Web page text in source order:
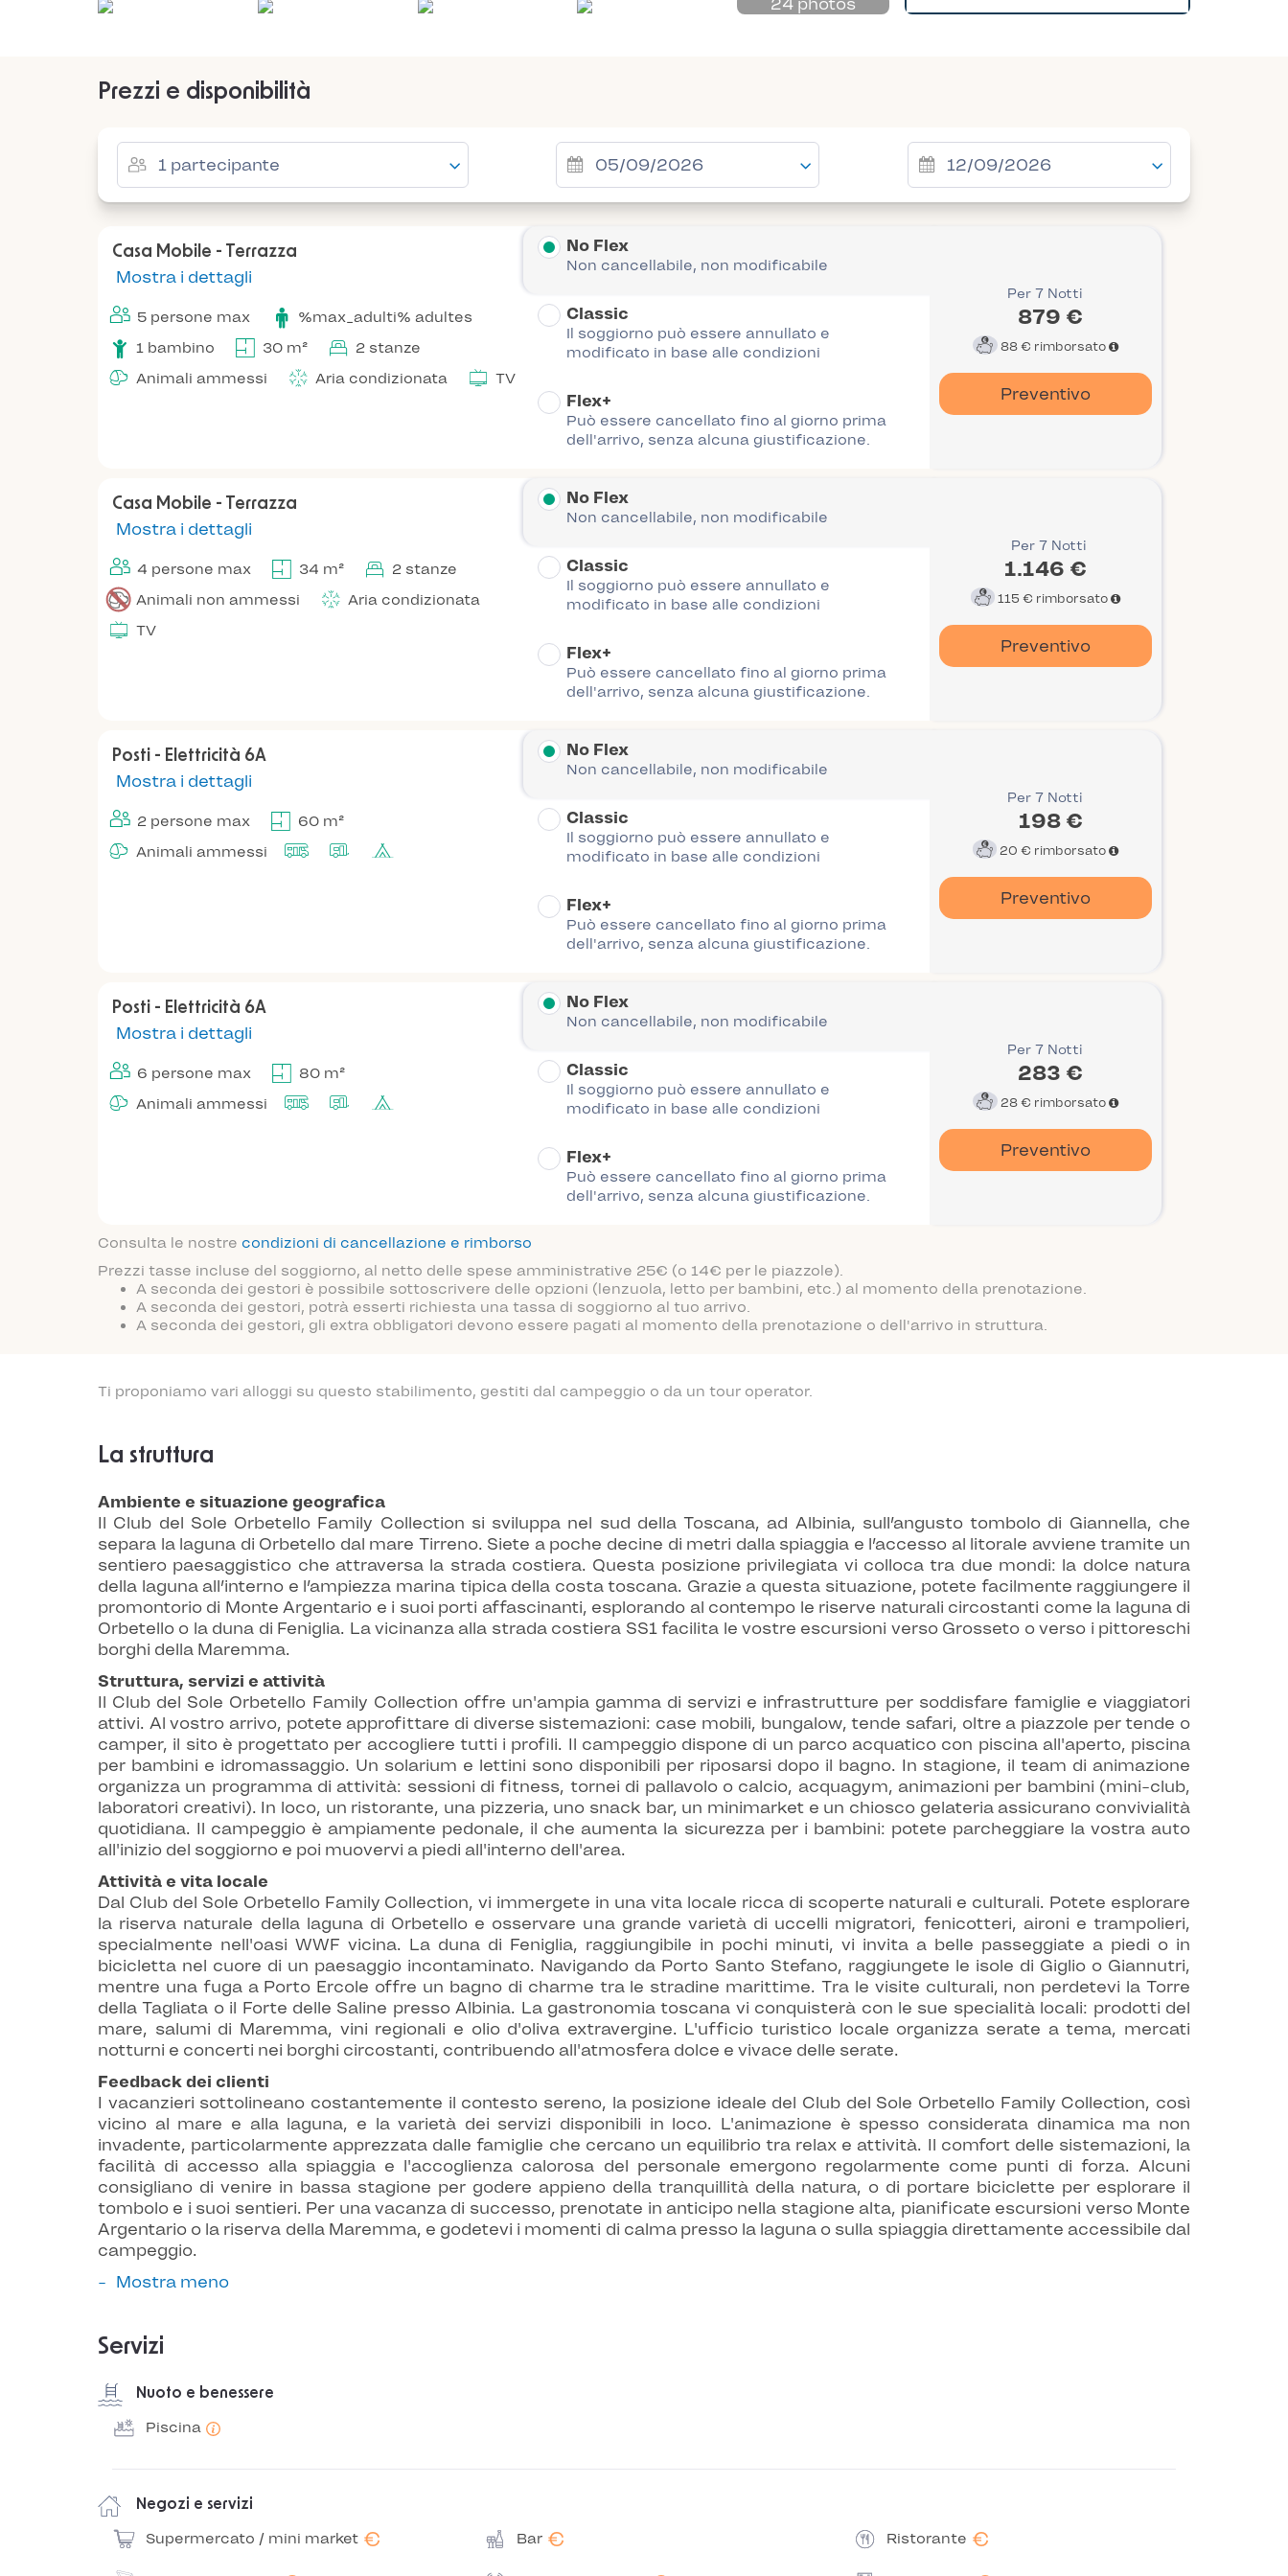
24 photos
Prezzi e disponibilità
Casa Mobile - Terrazza
Mostra i dettagli
5 persone max
%max_adulti% adultes
1 bambino
30 m²
2 stanze
Animali ammessi
Aria condizionata TV
No Flex
Non cancellabile, non modificabile
Classic
Il soggiorno può essere annullato e
modificato in base alle condizioni
Flex+
Può essere cancellato fino al giorno prima
dell'arrivo, senza alcuna giustificazione.
Per 7 Notti
879 €
88 € rimborsato
Preventivo
Casa Mobile - Terrazza
Mostra i dettagli
4 persone max 34 m²
2 stanze
Animali non ammessi
Aria condizionata
TV
No Flex
Non cancellabile, non modificabile
Classic
Il soggiorno può essere annullato e
modificato in base alle condizioni
Flex+
Può essere cancellato fino al giorno prima
dell'arrivo, senza alcuna giustificazione.
Per 7 Notti
1.146 €
115 € rimborsato
Preventivo
Posti - Elettricità 6A
Mostra i dettagli
2 persone max
60 m²
Animali ammessi
No Flex
Non cancellabile, non modificabile
Classic
Il soggiorno può essere annullato e
modificato in base alle condizioni
Flex+
Può essere cancellato fino al giorno prima
dell'arrivo, senza alcuna giustificazione.
Per 7 Notti
198 €
20 € rimborsato
Preventivo
Posti - Elettricità 6A
Mostra i dettagli
6 persone max
80 m²
Animali ammessi
No Flex
Non cancellabile, non modificabile
Classic
Il soggiorno può essere annullato e
modificato in base alle condizioni
Flex+
Può essere cancellato fino al giorno prima
dell'arrivo, senza alcuna giustificazione.
Per 7 Notti
283 €
28 € rimborsato
Preventivo
Consulta le nostre condizioni di cancellazione e rimborso
Prezzi tasse incluse del soggiorno, al netto delle spese amministrative 25€ (o 14€ per le piazzole).
A seconda dei gestori è possibile sottoscrivere delle opzioni (lenzuola, letto per bambini, etc.) al momento della prenotazione.
A seconda dei gestori, potrà esserti richiesta una tassa di soggiorno al tuo arrivo.
A seconda dei gestori, gli extra obbligatori devono essere pagati al momento della prenotazione o dell'arrivo in struttura.
Ti proponiamo vari alloggi su questo stabilimento, gestiti dal campeggio o da un tour operator.
La struttura
Ambiente e situazione geografica
Il Club del Sole Orbetello Family Collection si sviluppa nel sud della Toscana, ad Albinia, sull’angusto tombolo di Giannella, che
separa la laguna di Orbetello dal mare Tirreno. Siete a poche decine di metri dalla spiaggia e l’accesso al litorale avviene tramite un
sentiero paesaggistico che attraversa la strada costiera. Questa posizione privilegiata vi colloca tra due mondi: la dolce natura
della laguna all’interno e l’ampiezza marina tipica della costa toscana. Grazie a questa situazione, potete facilmente raggiungere il
promontorio di Monte Argentario e i suoi porti affascinanti, esplorando al contempo le riserve naturali circostanti come la laguna di
Orbetello o la duna di Feniglia. La vicinanza alla strada costiera SS1 facilita le vostre escursioni verso Grosseto o verso i pittoreschi
borghi della Maremma.
Struttura, servizi e attività
Il Club del Sole Orbetello Family Collection offre un'ampia gamma di servizi e infrastrutture per soddisfare famiglie e viaggiatori
attivi. Al vostro arrivo, potete approfittare di diverse sistemazioni: case mobili, bungalow, tende safari, oltre a piazzole per tende o
camper, il sito è progettato per accogliere tutti i profili. Il campeggio dispone di un parco acquatico con piscina all'aperto, piscina
per bambini e idromassaggio. Un solarium e lettini sono disponibili per riposarsi dopo il bagno. In stagione, il team di animazione
organizza un programma di attività: sessioni di fitness, tornei di pallavolo o calcio, acquagym, animazioni per bambini (mini-club,
laboratori creativi). In loco, un ristorante, una pizzeria, uno snack bar, un minimarket e un chiosco gelateria assicurano convivialità
quotidiana. Il campeggio è ampiamente pedonale, il che aumenta la sicurezza per i bambini: potete parcheggiare la vostra auto
all'inizio del soggiorno e poi muovervi a piedi all'interno dell'area.
Attività e vita locale
Dal Club del Sole Orbetello Family Collection, vi immergete in una vita locale ricca di scoperte naturali e culturali. Potete esplorare
la riserva naturale della laguna di Orbetello e osservare una grande varietà di uccelli migratori, fenicotteri, aironi e trampolieri,
specialmente nell'oasi WWF vicina. La duna di Feniglia, raggiungibile in pochi minuti, vi invita a belle passeggiate a piedi o in
bicicletta nel cuore di un paesaggio incontaminato. Navigando da Porto Santo Stefano, raggiungete le isole di Giglio o Giannutri,
mentre una fuga a Porto Ercole offre un bagno di charme tra le stradine marittime. Tra le visite culturali, non perdetevi la Torre
della Tagliata o il Forte delle Saline presso Albinia. La gastronomia toscana vi conquisterà con le sue specialità locali: prodotti del
mare, salumi di Maremma, vini regionali e olio d'oliva extravergine. L'ufficio turistico locale organizza serate a tema, mercati
notturni e concerti nei borghi circostanti, contribuendo all'atmosfera dolce e vivace delle serate.
Feedback dei clienti
I vacanzieri sottolineano costantemente il contesto sereno, la posizione ideale del Club del Sole Orbetello Family Collection, così
vicino al mare e alla laguna, e la varietà dei servizi disponibili in loco. L'animazione è spesso considerata dinamica ma non
invadente, particolarmente apprezzata dalle famiglie che cercano un equilibrio tra relax e attività. Il comfort delle sistemazioni, la
facilità di accesso alla spiaggia e l'accoglienza calorosa del personale emergono regolarmente come punti di forza. Alcuni
consigliano di venire in bassa stagione per godere appieno della tranquillità della natura, o di portare biciclette per esplorare il
tombolo e i suoi sentieri. Per una vacanza di successo, prenotate in anticipo nella stagione alta, pianificate escursioni verso Monte
Argentario o la riserva della Maremma, e godetevi i momenti di calma presso la laguna o sulla spiaggia direttamente accessibile dal
campeggio.
Mostra meno
Servizi
Nuoto e benessere
Piscina
Negozi e servizi
Supermercato / mini market € Bar € Ristorante €